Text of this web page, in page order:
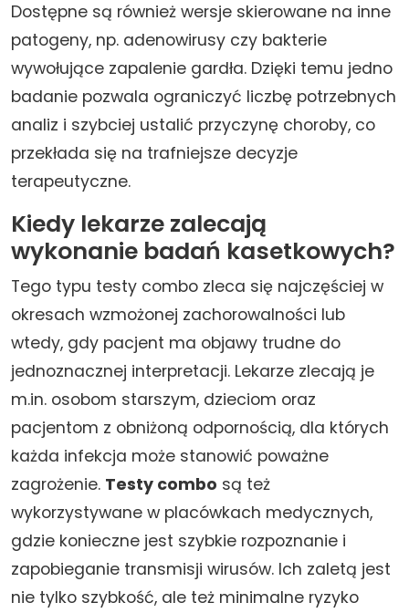
Dostępne są również wersje skierowane na inne
patogeny, np. adenowirusy czy bakterie
wywołujące zapalenie gardła. Dzięki temu jedno
badanie pozwala ograniczyć liczbę potrzebnych
analiz i szybciej ustalić przyczynę choroby, co
przekłada się na trafniejsze decyzje
terapeutyczne.
Kiedy lekarze zalecają
wykonanie badań kasetkowych?
Tego typu testy combo zleca się najczęściej w
okresach wzmożonej zachorowalności lub
wtedy, gdy pacjent ma objawy trudne do
jednoznacznej interpretacji. Lekarze zlecają je
m.in. osobom starszym, dzieciom oraz
pacjentom z obniżoną odpornością, dla których
każda infekcja może stanowić poważne
zagrożenie. Testy combo są też
wykorzystywane w placówkach medycznych,
gdzie konieczne jest szybkie rozpoznanie i
zapobieganie transmisji wirusów. Ich zaletą jest
nie tylko szybkość, ale też minimalne ryzyko